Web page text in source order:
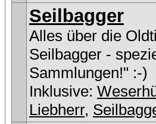
Seilbagger
Alles über die
Seilbagger -
Sammlungen!" :-)
Inklusive:
Liebherr,